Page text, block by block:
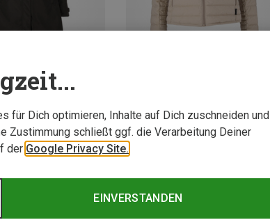
für Dich optimieren, Inhalte auf Dich zuschneiden und
Zustimmung schließt ggf. die Verarbeitung Deiner
der Google Privacy Site.
EINVERSTANDEN